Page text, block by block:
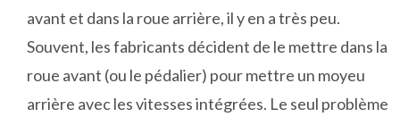
avant et dans la roue arrière, il y en a très peu.
Souvent, les fabricants décident de le mettre dans la
roue avant (ou le pédalier) pour mettre un moyeu
arrière avec les vitesses intégrées. Le seul problème